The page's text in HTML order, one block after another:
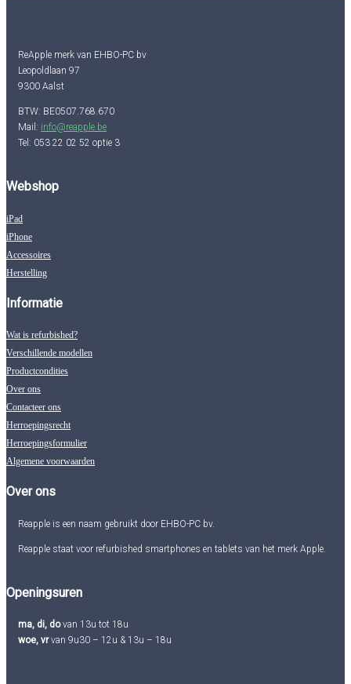
ReApple merk van EHBO-PC bv
Leopoldlaan 97
9300 Aalst
BTW: BE0507.768.670
Mail: info@reapple.be
Tel: 053 22 02 52 optie 3
Webshop
iPad
iPhone
Accessoires
Herstelling
Informatie
Wat is refurbished?
Verschillende modellen
Productcondities
Over ons
Contacteer ons
Herroepingsrecht
Herroepingsformulier
Algemene voorwaarden
Over ons
Reapple is een naam gebruikt door EHBO-PC bv.
Reapple staat voor refurbished smartphones en tablets van het merk Apple.
Openingsuren
ma, di, dovan 13u tot 18u
woe, vrvan 9u30 – 12u & 13u – 18u